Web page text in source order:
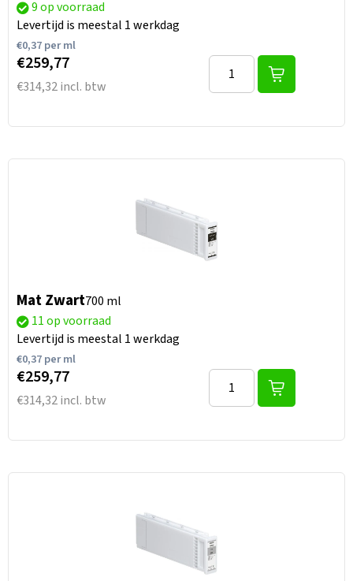
9 op voorraad
Levertijd is meestal 1 werkdag
€0,37per ml
€259,77
€314,32 incl. btw
Mat Zwart700 ml
11 op voorraad
Levertijd is meestal 1 werkdag
€0,37per ml
€259,77
€314,32 incl. btw